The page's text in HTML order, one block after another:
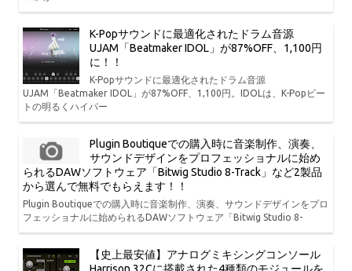
K-Popサウンドに最適化されたドラム音源
UJAM「Beatmaker IDOL」が87%OFF、1,100円
に！！
K-Popサウンドに最適化されたドラム音源
UJAM「Beatmaker IDOL」が87%OFF、1,100円。IDOLは、K-Popビー
トの明るくハイパー
Plugin Boutiqueでの購入時に音楽制作、演奏、
サウンドデザインをプロフェッショナルに始め
られるDAWソフトウェア「Bitwig Studio 8-Track」など2製品
から選んで無料でもらえます！！
Plugin Boutiqueでの購入時に音楽制作、演奏、サウンドデザインをプロ
フェッショナルに始められるDAWソフトウェア「Bitwig Studio 8-
【史上最安値】アナログミキシングコンソール